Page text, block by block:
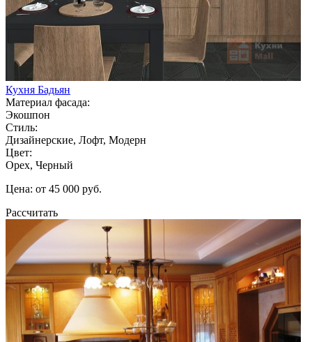
Кухня Бадьян
Материал фасада:
Экошпон
Стиль:
Дизайнерские, Лофт, Модерн
Цвет:
Орех, Черный
Цена: от 45 000 руб.
Рассчитать